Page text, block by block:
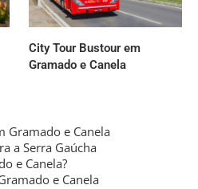
City Tour Bustour em
Gramado e Canela
Gramado e Canela
a Serra Gaúcha
e Canela?
e Canela